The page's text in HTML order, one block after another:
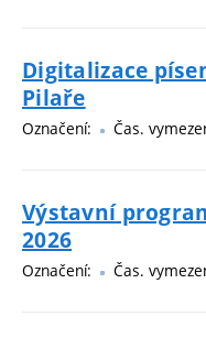
Digitalizace
Pilaře
Označení: Čas.
Výstavní
2026
Označení: Čas.